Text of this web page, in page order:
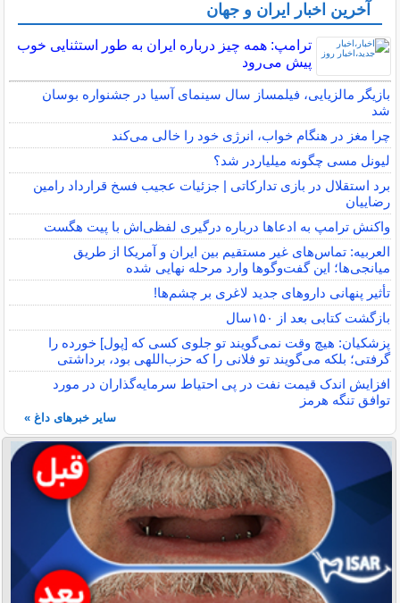
آخرین اخبار ایران و جهان
ترامپ: همه چیز درباره ایران به طور استثنایی خوب
پیش می‌رود
بازیگر مالزیایی، فیلمساز سال سینمای آسیا در جشنواره بوسان
شد
چرا مغز در هنگام خواب، انرژی خود را خالی می‌کند
لیونل مسی چگونه میلیاردر شد؟
برد استقلال در بازی تدارکاتی | جزئیات عجیب فسخ قرارداد رامین
رضاییان
واکنش ترامپ به ادعاها درباره درگیری لفظی‌اش با پیت هگست
العربیه: تماس‌های غیر مستقیم بین ایران و آمریکا از طریق
میانجی‌ها؛ این گفت‌و‌گو‌ها وارد مرحله نهایی شده
تأثیر پنهانی داروهای جدید لاغری بر چشم‌ها!
بازگشت کتابی بعد از ۱۵۰سال
پزشکیان: هیچ وقت نمی‌گویند تو جلوی کسی که [پول] خورده را
گرفتی؛ بلکه می‌گویند تو فلانی را که حزب‌اللهی بود، برداشتی
افزایش اندک قیمت نفت در پی احتیاط سرمایه‌گذاران در مورد
توافق تنگه هرمز
سایر خبرهای داغ »